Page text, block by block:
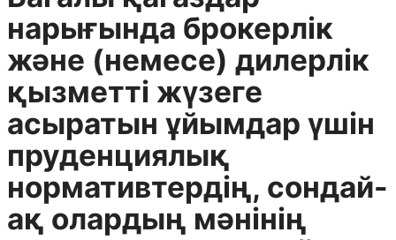
нарығында брокерлік
және (немесе) дилерлік
қызметті жүзеге
асыратын ұйымдар үшін
пруденциялық
нормативтердің, сондай-
ақ олардың мәнiнiң